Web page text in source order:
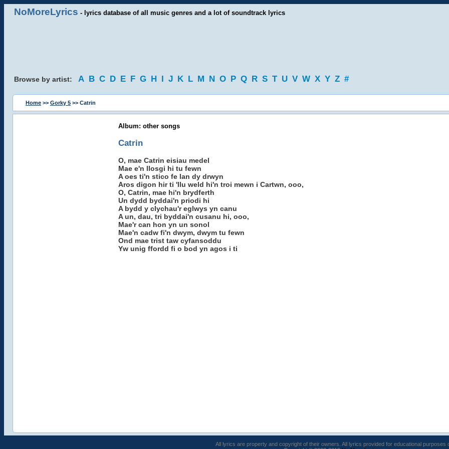
NoMoreLyrics - lyrics database of all music genres and a lot of soundtrack lyrics
Browse by artist: A B C D E F G H I J K L M N O P Q R S T U V W X Y Z #
Home >> Gorky 5 >> Catrin
Album: other songs
Catrin
O, mae Catrin eisiau medel
Mae e'n llosgi hi tu fewn
A oes ti'n stico fe lan dy drwyn
Aros digon hir ti 'llu weld hi'n troi mewn i Cartwn, ooo,
O, Catrin, mae hi'n brydferth
Un dydd byddai'n priodi hi
A bydd y clychau'r eglwys yn canu
A un, dau, tri byddai'n cusanu hi, ooo,
Mae'r can hon yn un sonol
Mae'n cadw fi'n dwym, dwym tu fewn
Ond mae trist taw cyfansoddu
Yw unig ffordd fi o bod yn agos i ti
All lyrics are property and copyright of their owners. All lyrics provided for educational purposes